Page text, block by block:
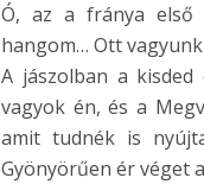
Ó, az a fránya első
hangom… Ott
A jászolban a
vagyok én, és a
amit tudnék is
Gyönyörűen ér véget